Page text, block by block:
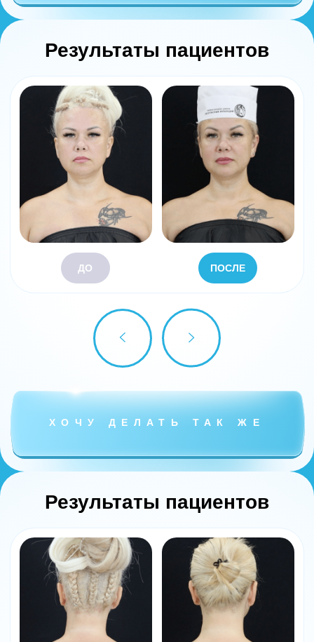
Людмила
Варуха
Практикующий врач-
косметолог с 15-летним
опытом работы
ботулинотерапии
Создала первый в России тренажёр для
отработать все техники Full Face
Автор методических пособий по
Организовала и проводит кадавер-диссекции на
биоматериале нового поколения на базе
кадаверного центра в Сколково и Первого МГМУ
им. И. М. Сеченова (г. Москва)
Основала «Первую онлайн-школу безопасных
инъекций ботулинотерапии», свыше 1 000
учеников которой успешно прошли обучение и
сейчас практикуют БТА без осложнений
Программа практикума
Отличия процедуры Барби Ботокс
Механизм действия методики Барби Ботокс
Разбор мышцы мишени на 3D атласе
Опасна ли методика для здоровья пациента
На какой день развивается результат
Нужна ли доккорекция